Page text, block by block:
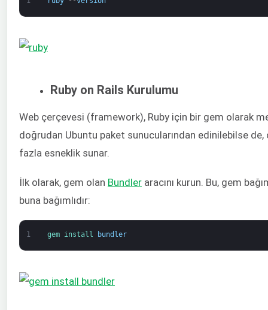
Ruby on Rails Kurulumu
Web çerçevesi (framework), Ruby için bir gem olarak
doğrudan Ubuntu paket sunucularından edinilebilse
fazla esneklik sunar.
İlk olarak, gem olan Bundler aracını kurun. Bu, gem
buna bağımlıdır:
1 gem install bundler